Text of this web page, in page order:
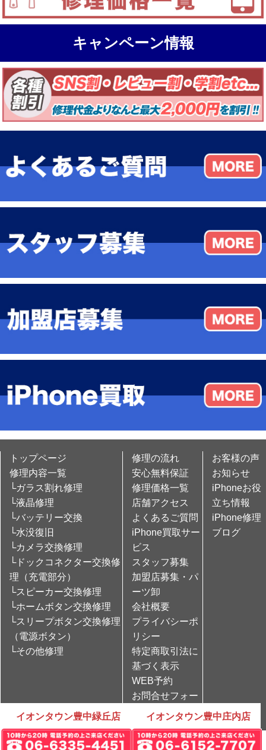
イオンタウン豊中緑丘店 イオンタウン豊中庄内店
キャンペーン情報
トップページ
修理内容一覧
└ガラス割れ修理
└液晶修理
└バッテリー交換
└水没復旧
└カメラ交換修理
└ドックコネクター交換修
理（充電部分）
└スピーカー交換修理
└ホームボタン交換修理
└スリープボタン交換修理
（電源ボタン）
└その他修理
修理の流れ
安心無料保証
修理価格一覧
店舗アクセス
よくあるご質問
iPhone買取サー
ビス
スタッフ募集
加盟店募集・パ
ーツ卸
会社概要
プライバシーポ
リシー
特定商取引法に
基づく表示
WEB予約
お問合せフォー
お客様の声
お知らせ
iPhoneお役
立ち情報
iPhone修理
ブログ
Copyright © iPhone修理のCare Mobile All rights Reserved.